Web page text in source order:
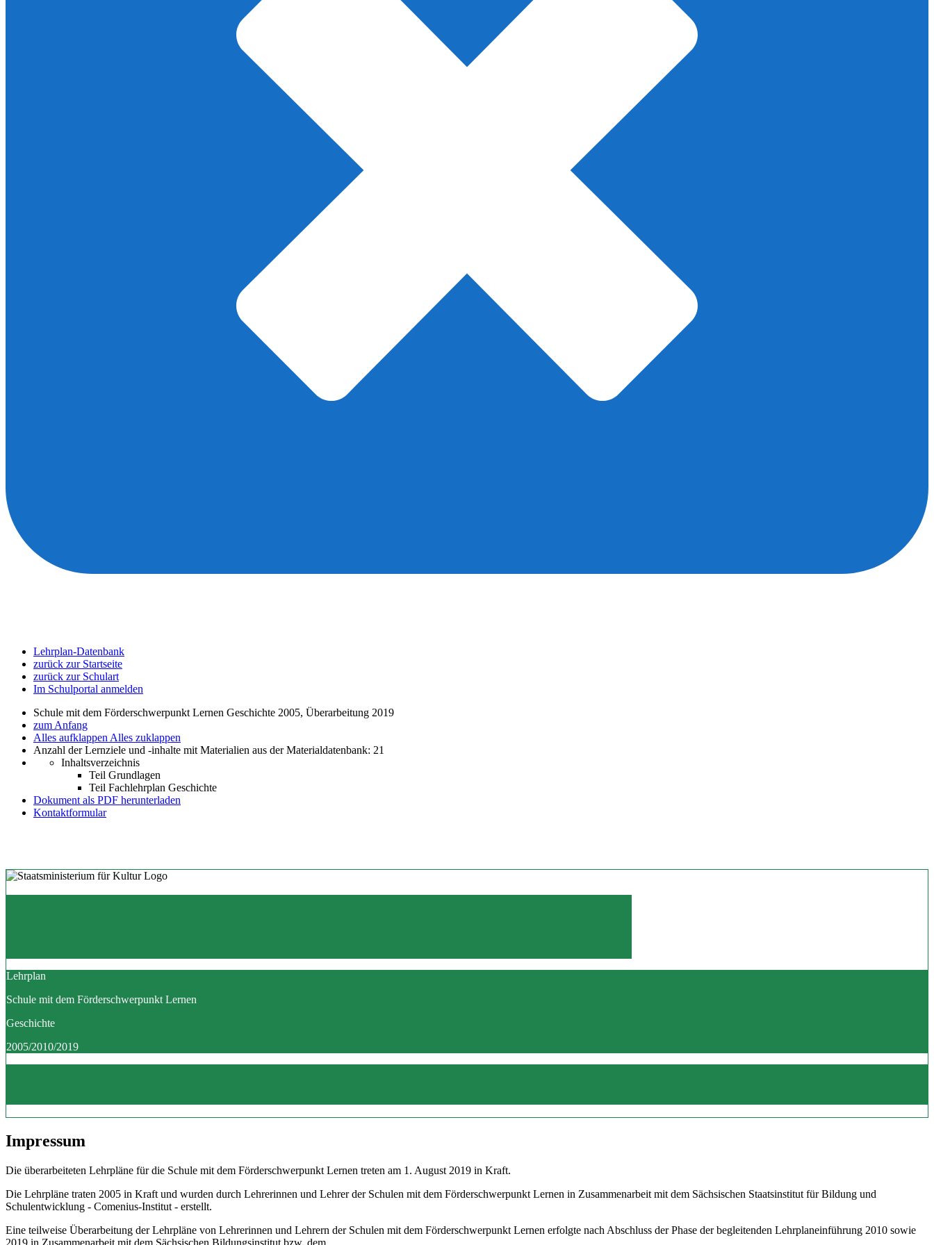
Lehrplan-Datenbank
zurück zur Startseite
zurück zur Schulart
Im Schulportal anmelden
Schule mit dem Förderschwerpunkt Lernen Geschichte 2005, Überarbeitung 2019
zum Anfang
Alles aufklappen Alles zuklappen
Anzahl der Lernziele und -inhalte mit Materialien aus der Materialdatenbank: 21
Inhaltsverzeichnis
Teil Grundlagen
Teil Fachlehrplan Geschichte
Dokument als PDF herunterladen
Kontaktformular
Lehrplan
Schule mit dem Förderschwerpunkt Lernen
Geschichte
2005/2010/2019
Impressum
Die überarbeiteten Lehrpläne für die Schule mit dem Förderschwerpunkt Lernen treten am 1. August 2019 in Kraft.
Die Lehrpläne traten 2005 in Kraft und wurden durch Lehrerinnen und Lehrer der Schulen mit dem Förderschwerpunkt Lernen in Zusammenarbeit mit dem Sächsischen Staatsinstitut für Bildung und
Schulentwicklung - Comenius-Institut - erstellt.
Eine teilweise Überarbeitung der Lehrpläne von Lehrerinnen und Lehrern der Schulen mit dem Förderschwerpunkt Lernen erfolgte nach Abschluss der Phase der begleitenden Lehrplaneinführung 2010 sowie
2019 in Zusammenarbeit mit dem Sächsischen Bildungsinstitut bzw. dem